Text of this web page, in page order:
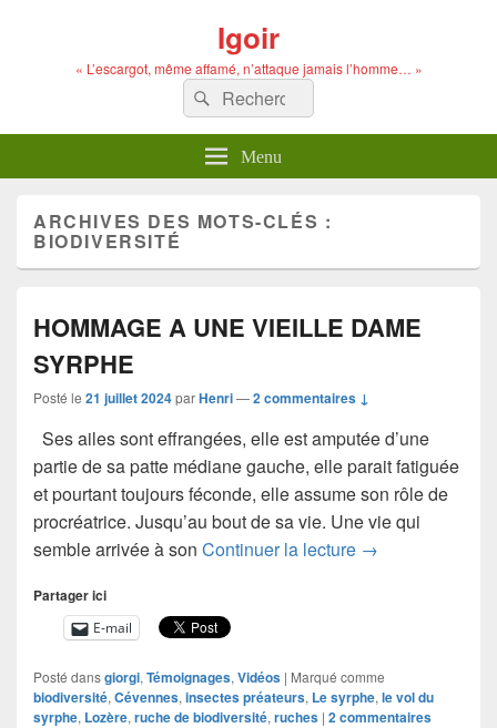
Igoir
« L’escargot, même affamé, n’attaque jamais l’homme… »
Recherche :
Rechercher
Menu
ARCHIVES DES MOTS-CLÉS :
BIODIVERSITÉ
HOMMAGE A UNE VIEILLE DAME
SYRPHE
Posté le 21 juillet 2024parHenri—2 commentaires ↓
Ses ailes sont effrangées, elle est amputée d’une
partie de sa patte médiane gauche, elle parait fatiguée
et pourtant toujours féconde, elle assume son rôle de
procréatrice. Jusqu’au bout de sa vie. Une vie qui
semble arrivée à son Continuer la lecture HOMMAGE A
→
Partager ici
E-mail
Posté dansgiorgi, Témoignages, Vidéos | Marqué comme
biodiversité, Cévennes, insectes préateurs, Le syrphe, le vol du
syrphe, Lozère, ruche de biodiversité, ruches | 2commentaires